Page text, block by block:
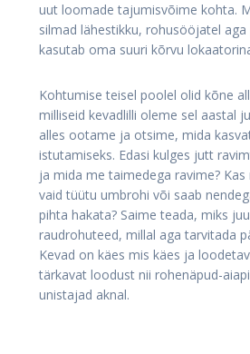
uut loomade tajumisvõime kohta.
silmad lähestikku, rohusööjatel aga
kasutab oma suuri kõrvu
Kohtumise teisel poolel olid kõne
milliseid kevadlilli oleme sel aastal
alles ootame ja otsime, mida
istutamiseks. Edasi kulges jutt
ja mida me taimedega ravime?
vaid tüütu umbrohi või saab
pihta hakata? Saime teada, miks
raudrohuteed, millal aga tarvitada
Kevad on käes mis käes ja
tärkavat loodust nii rohenäpud-
unistajad aknal.